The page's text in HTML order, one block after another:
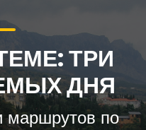
ТРИ
ДНЯ
маршрутов по